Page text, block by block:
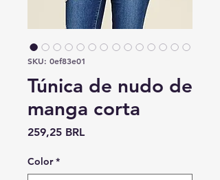
SKU: 0ef83e01
Túnica de nudo de
manga corta
259,25 BRL
Color *